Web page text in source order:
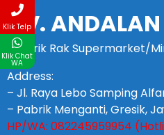
CV.
(Pabrik Rak Supermarket/
Address:
– Jl. Raya Lebo Samping
– Pabrik Menganti, Gresik,
HP/WA: 082245959954
Klik Telp
Klik Chat
WA